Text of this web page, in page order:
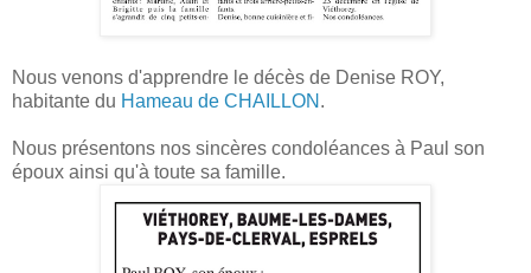
Nous venons d'apprendre le décès de Denise ROY,
habitante du Hameau de CHAILLON .
Nous présentons nos sincères condoléances à Paul son
époux ainsi qu'à toute sa famille.